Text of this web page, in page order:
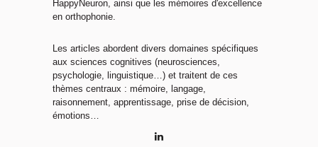
HappyNeuron, ainsi que les mémoires d'excellence
en orthophonie.
Les articles abordent divers domaines spécifiques
aux sciences cognitives (neurosciences,
psychologie, linguistique…) et traitent de ces
thèmes centraux : mémoire, langage,
raisonnement, apprentissage, prise de décision,
émotions…